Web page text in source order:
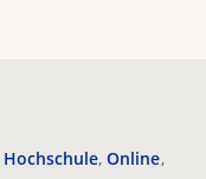
Hochschule Online